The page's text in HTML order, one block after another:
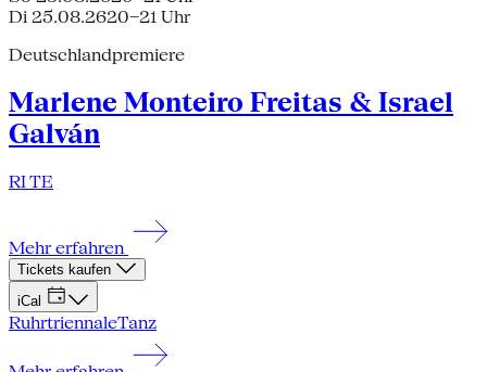
Di 25.08.2620–21 Uhr
Deutschlandpremiere
Marlene Monteiro Freitas & Israel
Galván
RI TE
Mehr erfahren
Tickets kaufen
iCal
RuhrtriennaleTanz